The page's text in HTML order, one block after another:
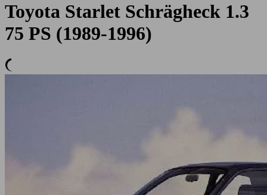
Toyota Starlet Schrägheck 1.3
75 PS (1989-1996)